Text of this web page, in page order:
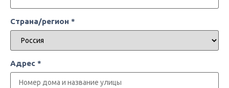
Страна/регион *
Адрес *